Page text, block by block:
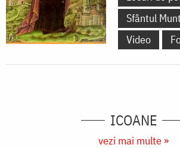
Sfântul
Video
ICOANE
vezi mai multe »